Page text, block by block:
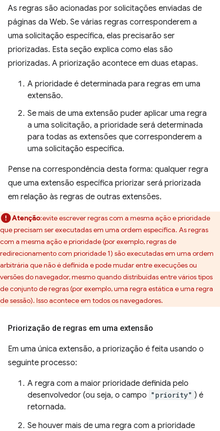
As regras são acionadas por solicitações enviadas de
páginas da Web. Se várias regras corresponderem a
uma solicitação específica, elas precisarão ser
priorizadas. Esta seção explica como elas são
priorizadas. A priorização acontece em duas etapas.
A prioridade é determinada para regras em uma
extensão.
Se mais de uma extensão puder aplicar uma regra
a uma solicitação, a prioridade será determinada
para todas as extensões que corresponderem a
uma solicitação específica.
Pense na correspondência desta forma: qualquer regra
que uma extensão específica priorizar será priorizada
em relação às regras de outras extensões.
Atenção:evite escrever regras com a mesma ação e prioridade
que precisam ser executadas em uma ordem específica. As regras
com a mesma ação e prioridade (por exemplo, regras de
redirecionamento com prioridade 1) são executadas em uma ordem
arbitrária que não é definida e pode mudar entre execuções ou
versões do navegador, mesmo quando distribuídas entre vários tipos
de conjunto de regras (por exemplo, uma regra estática e uma regra
de sessão). Isso acontece em todos os navegadores.
Priorização de regras em uma extensão
Em uma única extensão, a priorização é feita usando o
seguinte processo:
A regra com a maior prioridade definida pelo
desenvolvedor (ou seja, o campo "priority" ) é
retornada.
Se houver mais de uma regra com a prioridade